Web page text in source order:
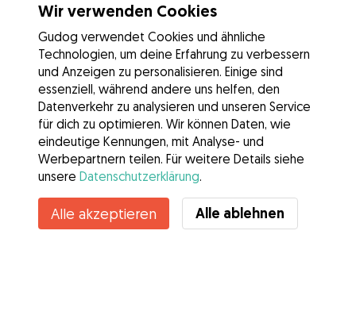
Wir verwenden Cookies
Gudog verwendet Cookies und ähnliche
Technologien, um deine Erfahrung zu verbessern
und Anzeigen zu personalisieren. Einige sind
essenziell, während andere uns helfen, den
Datenverkehr zu analysieren und unseren Service
für dich zu optimieren. Wir können Daten, wie
eindeutige Kennungen, mit Analyse- und
Werbepartnern teilen. Für weitere Details siehe
unsere Datenschutzerklärung.
Alle akzeptieren Alle ablehnen